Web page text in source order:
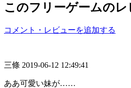
このフリーゲームのレ
コメント・レビューを追加する
三條 2019-06-12 12:49:41
ああ可愛い妹が……